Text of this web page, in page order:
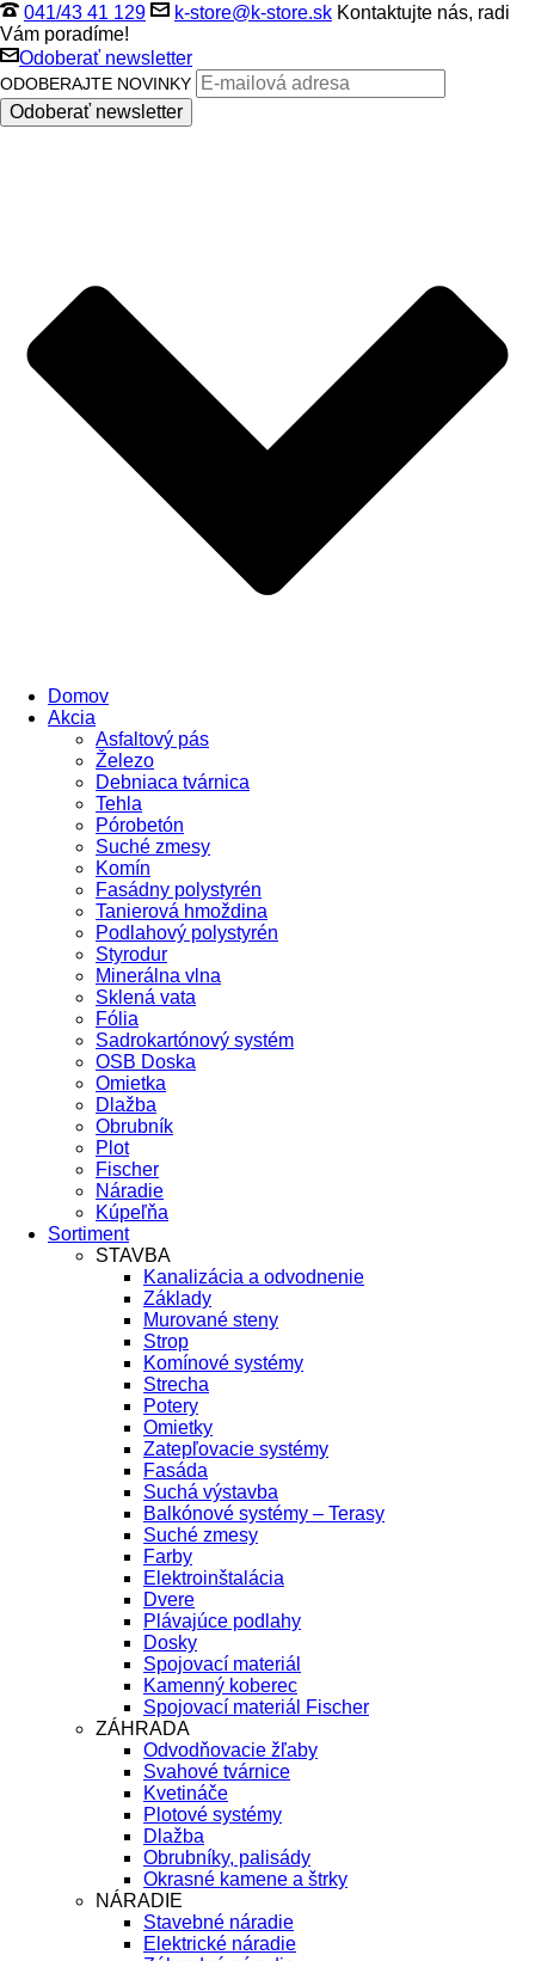
041/43 41 129 k-store@k-store.sk Kontaktujte nás, radi
Vám poradíme!
Odoberať newsletter
ODOBERAJTE NOVINKY
Domov
Akcia
Asfaltový pás
Železo
Debniaca tvárnica
Tehla
Pórobetón
Suché zmesy
Komín
Fasádny polystyrén
Tanierová hmoždina
Podlahový polystyrén
Styrodur
Minerálna vlna
Sklená vata
Fólia
Sadrokartónový systém
OSB Doska
Omietka
Dlažba
Obrubník
Plot
Fischer
Náradie
Kúpeľňa
Sortiment
STAVBA
Kanalizácia a odvodnenie
Základy
Murované steny
Strop
Komínové systémy
Strecha
Potery
Omietky
Zatepľovacie systémy
Fasáda
Suchá výstavba
Balkónové systémy – Terasy
Suché zmesy
Farby
Elektroinštalácia
Dvere
Plávajúce podlahy
Dosky
Spojovací materiál
Kamenný koberec
Spojovací materiál Fischer
ZÁHRADA
Odvodňovacie žľaby
Svahové tvárnice
Kvetináče
Plotové systémy
Dlažba
Obrubníky, palisády
Okrasné kamene a štrky
NÁRADIE
Stavebné náradie
Elektrické náradie